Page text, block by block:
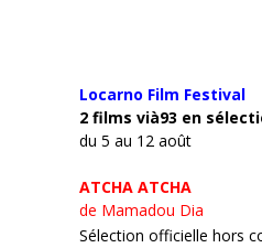
Locarno Film Festival
2 films vià93 en
du 5 au 12 août
ATCHA ATCHA
de Mamadou Dia
Sélection officielle hors